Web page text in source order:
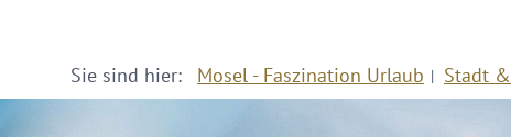
Sie sind hier: Mosel - Faszination Urlaub Stadt